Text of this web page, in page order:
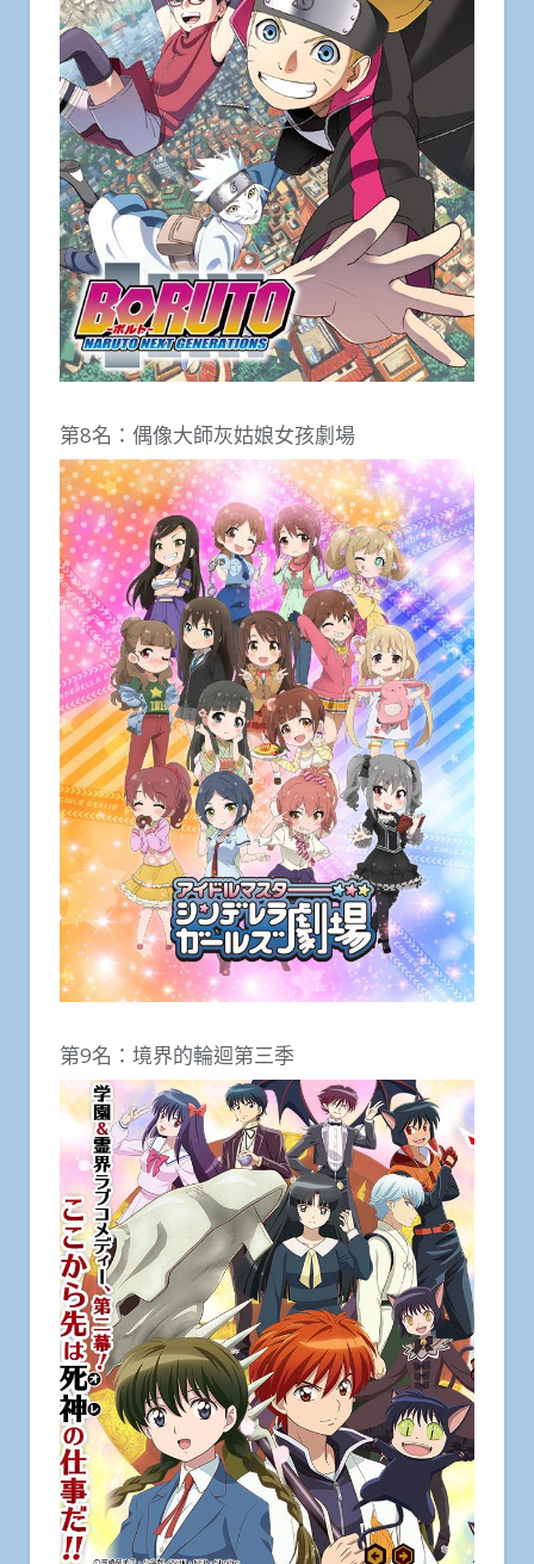
第8名：偶像大師灰姑娘女孩劇場
第9名：境界的輪迴第三季